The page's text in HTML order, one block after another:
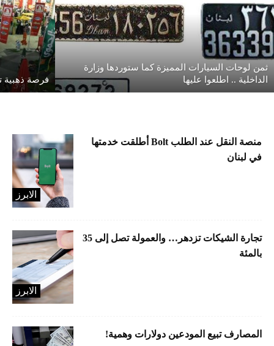
ثمن لوحات السيارات المميزة كما ستوردها وزارة
الداخلية .. اطلعوا عليها
فرصة ذهبية
الابرز
منصة النقل عند الطلب Bolt أطلقت خدمتها
في لبنان
الابرز
تجارة الشيكات تزدهر… والعمولة تصل إلى 35
بالمئة
المصارف تبيع المودعين دولارات وهمية!